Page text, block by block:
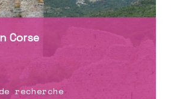
Corse
recherche